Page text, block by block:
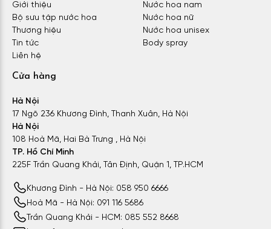
Giới thiệu
Bộ sưu tập nước hoa
Thương hiệu
Tin tức
Liên hệ
Nước hoa nam
Nước hoa nữ
Nước hoa unisex
Body spray
Cửa hàng
Hà Nội
17 Ngõ 236 Khương Đình, Thanh Xuân, Hà Nội
Hà Nội
108 Hoà Mã, Hai Bà Trưng , Hà Nội
TP. Hồ Chí Minh
225F Trần Quang Khải, Tân Định, Quận 1, TP.HCM
Khương Đình - Hà Nội: 058 950 6666
Hoà Mã - Hà Nội: 091 116 5686
Trần Quang Khải - HCM: 085 552 8668